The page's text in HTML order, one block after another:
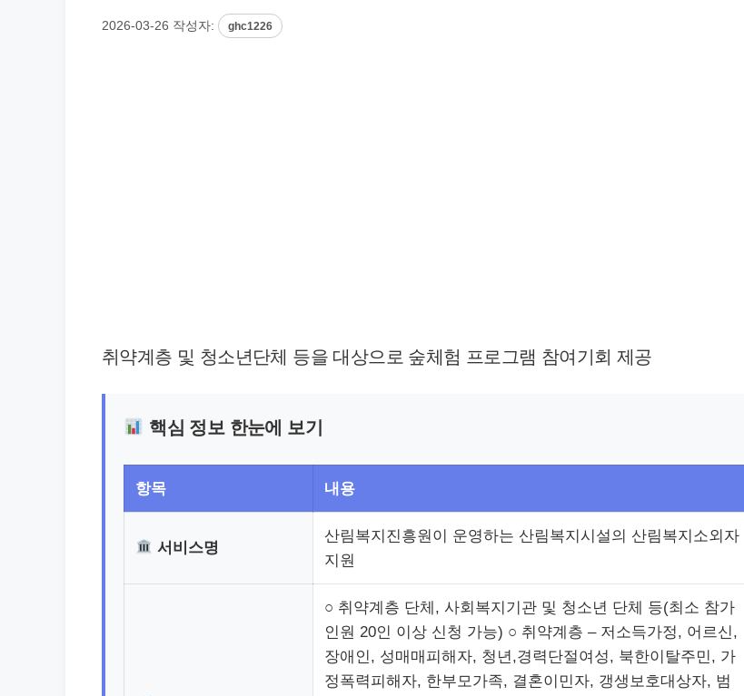
2026-03-26 작성자: ghc1226
취약계층 및 청소년단체 등을 대상으로 숲체험 프로그램 참여기회 제공
핵심 정보 한눈에 보기
항목 내용
서비스명
산림복지진흥원이 운영하는 산림복지시설의 산림복지소외자
지원
○ 취약계층 단체, 사회복지기관 및 청소년 단체 등(최소 참가
인원 20인 이상 신청 가능) ○ 취약계층 – 저소득가정, 어르신,
장애인, 성매매피해자, 청년,경력단절여성, 북한이탈주민, 가
정폭력피해자, 한부모가족, 결혼이민자, 갱생보호대상자, 범